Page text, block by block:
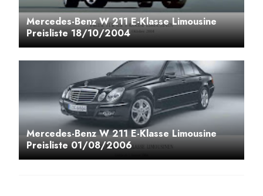
Mercedes-Benz W 211 E-Klasse Limousine
Preisliste 18/10/2004
Mercedes-Benz W 211 E-Klasse Limousine
Preisliste 01/08/2006